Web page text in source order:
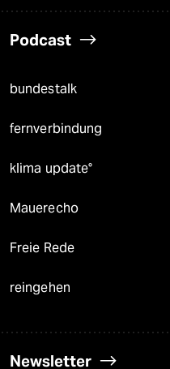
Podcast
bundestalk
fernverbindung
klima update°
Mauerecho
Freie Rede
reingehen
Newsletter